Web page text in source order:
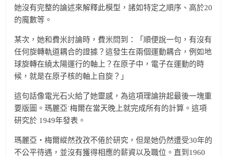
她沒有完整的論述來解釋此模型，諸如特定之順序、高於20
的魔數等。
某次，她和費米討論時，費米問到：「順便說一句，有沒有
任何旋轉軌道耦合的證據？這發生在兩個運動耦合，例如地
球旋轉在繞太陽運行的軸上？在原子中，電子在運動的時
候，就是在原子核的軸上自旋？」
這句話像電光石火給了她靈感，為這項理論拚起最後一塊重
要版圖。瑪麗亞˙梅爾在當天晚上就完成所有的計算。這項
研究於 1949年發表。
瑪麗亞‧梅爾縱然孜孜不倦於研究，但是她仍然遭受30年的
不公平待遇，並沒有獲得相應的薪資以及職位。直到1960